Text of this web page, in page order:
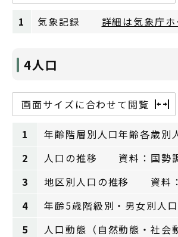
1 気象記録 詳細は気象庁
4人口
画面サイズに合わせて閲覧
1
年齢階層別人口年齢各歳
2
人口の推移 資料：国勢
3
地区別人口の推移 資料
4
年齢5歳階級別・男女別
5
人口動態（自然動態・社